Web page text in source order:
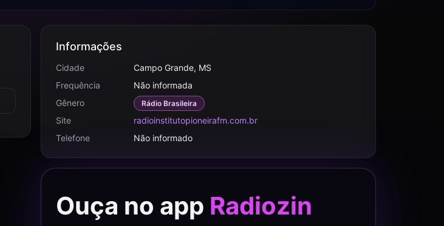
Informações
Cidade
Campo Grande, MS
Frequência
Não informada
Gênero
Rádio Brasileira
Site
radioinstitutopioneirafm.com.br
Telefone
Não informado
Ouça no app Radiozin